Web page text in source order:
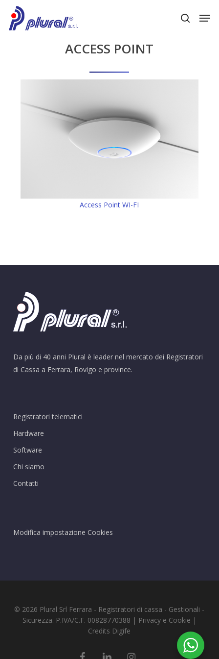
main
search
ACCESS POINT
Access Point WI-FI
Da più di 40 anni Plural è leader nel mercato dei Registratori
di Cassa a Ferrara, Rovigo e province.
Registratori telematici
Hardware
Software
Chi siamo
Contatti
Modifica impostazione Cookies
© 2026 Plural Srl Ferrara - Registratori di cassa - Gestionali -
Sicurezza. P.IVA/C.F. 00828770388 | Privacye Cookie |
Credits Digife
facebooklinkedin instagram